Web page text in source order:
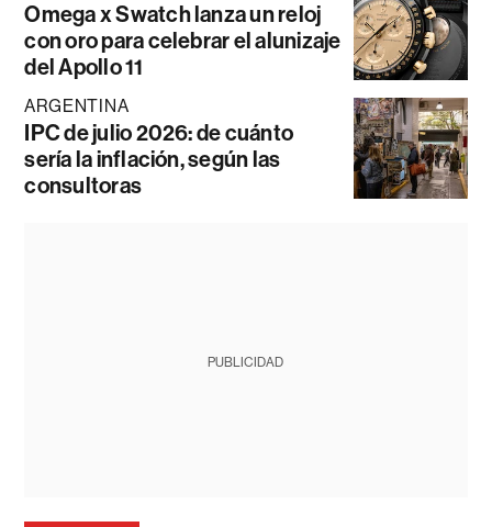
Omega x Swatch lanza un reloj
con oro para celebrar el alunizaje
del Apollo 11
ARGENTINA
IPC de julio 2026: de cuánto
sería la inflación, según las
consultoras
PUBLICIDAD